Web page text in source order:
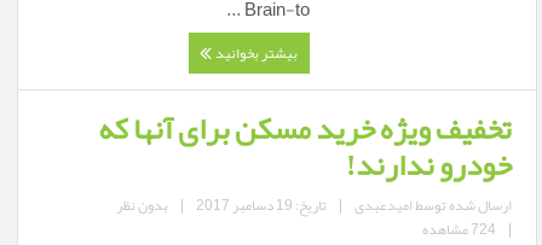
Brain-to ...
بیشتر بخوانید
تخفیف ویژه خرید مسکن برای آنها که
خودرو ندارند!
ارسال شده توسطامیدعبدی | تاریخ: 19 دسامبر 2017 | بدون نظر
| 724 مشاهده